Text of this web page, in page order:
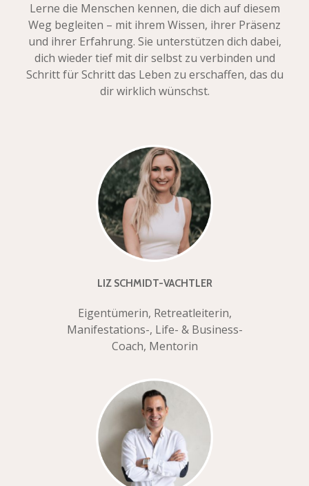
Lerne die Menschen kennen, die dich auf diesem
Weg begleiten – mit ihrem Wissen, ihrer Präsenz
und ihrer Erfahrung. Sie unterstützen dich dabei,
dich wieder tief mit dir selbst zu verbinden und
Schritt für Schritt das Leben zu erschaffen, das du
dir wirklich wünschst.
LIZ SCHMIDT-VACHTLER
Eigentümerin, Retreatleiterin,
Manifestations-, Life- & Business-
Coach, Mentorin